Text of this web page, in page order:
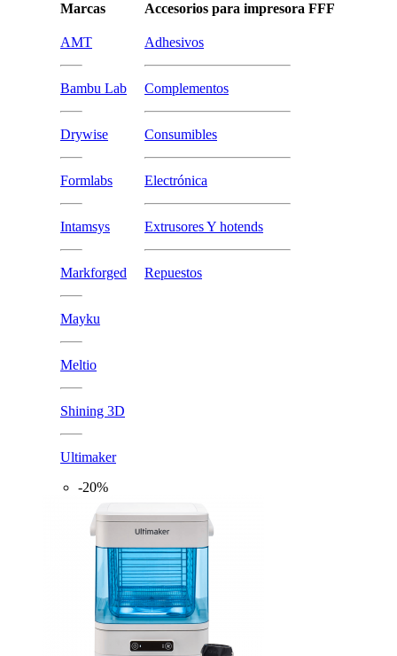
Marcas
AMT
Bambu Lab
Drywise
Formlabs
Intamsys
Markforged
Mayku
Meltio
Shining 3D
Ultimaker
Accesorios para impresora FFF
Adhesivos
Complementos
Consumibles
Electrónica
Extrusores Y hotends
Repuestos
-20%